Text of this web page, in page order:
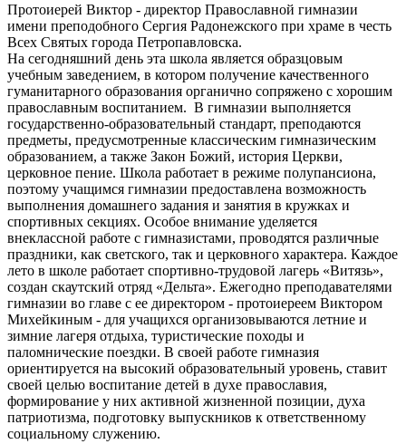
Протоиерей Виктор - директор Православной гимназии
имени преподобного Сергия Радонежского при храме в честь
Всех Святых города Петропавловска.
На сегодняшний день эта школа является образцовым
учебным заведением, в котором получение качественного
гуманитарного образования органично сопряжено с хорошим
православным воспитанием. В гимназии выполняется
государственно-образовательный стандарт, преподаются
предметы, предусмотренные классическим гимназическим
образованием, а также Закон Божий, история Церкви,
церковное пение. Школа работает в режиме полупансиона,
поэтому учащимся гимназии предоставлена возможность
выполнения домашнего задания и занятия в кружках и
спортивных секциях. Особое внимание уделяется
внеклассной работе с гимназистами, проводятся различные
праздники, как светского, так и церковного характера. Каждое
лето в школе работает спортивно-трудовой лагерь «Витязь»,
создан скаутский отряд «Дельта». Ежегодно преподавателями
гимназии во главе с ее директором - протоиереем Виктором
Михейкиным - для учащихся организовываются летние и
зимние лагеря отдыха, туристические походы и
паломнические поездки. В своей работе гимназия
ориентируется на высокий образовательный уровень, ставит
своей целью воспитание детей в духе православия,
формирование у них активной жизненной позиции, духа
патриотизма, подготовку выпускников к ответственному
социальному служению.